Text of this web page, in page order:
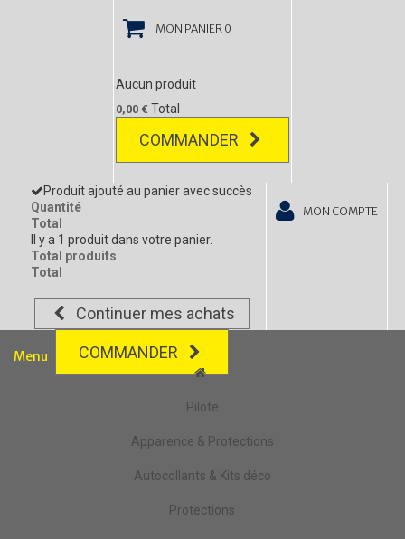
MON PANIER 0
Aucun produit
0,00 € Total
COMMANDER
Produit ajouté au panier avec succès
Quantité
Total
Il y a 1 produit dans votre panier.
Total produits
Total
Continuer mes achats
COMMANDER
MON COMPTE
Menu
Pilote
Apparence & Protections
Autocollants & Kits déco
Protections